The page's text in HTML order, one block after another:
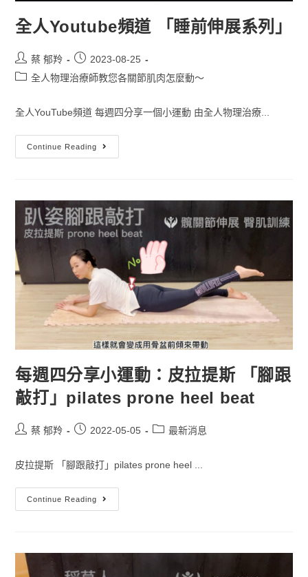
全人Youtube頻道 「睡前伸展系列」
蔡 郁羚
2023-08-25
全人物理治療師教您各關節肌肉怎麼動～
全人YouTube頻道 每週四分享一個小運動 由全人物理治療...
Continue Reading
每週四分享小運動：皮拉提斯 「腳跟
敲打」pilates prone heel beat
蔡 郁羚 2022-05-05 最新消息
皮拉提斯 「腳跟敲打」pilates prone heel ...
Continue Reading